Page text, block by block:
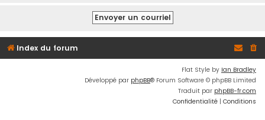
Index du forum
Flat Style by Ian Bradley
Développé par phpBB® Forum Software © phpBB Limited
Traduit par phpBB-fr.com
Confidentialité | Conditions